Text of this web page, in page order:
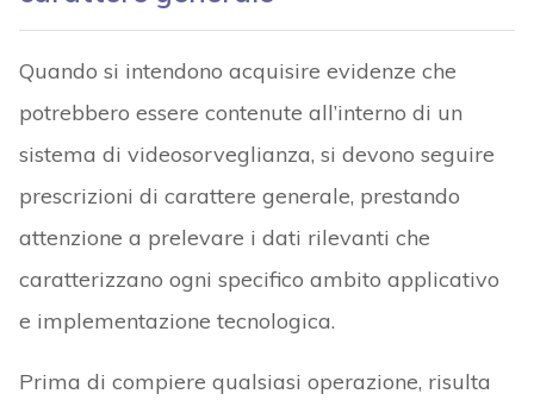
Quando si intendono acquisire evidenze che
potrebbero essere contenute all’interno di un
sistema di videosorveglianza, si devono seguire
prescrizioni di carattere generale, prestando
attenzione a prelevare i dati rilevanti che
caratterizzano ogni specifico ambito applicativo
e implementazione tecnologica.
Prima di compiere qualsiasi operazione, risulta